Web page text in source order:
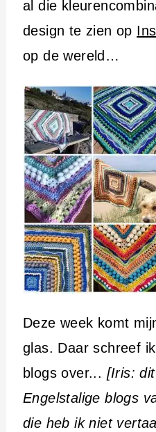
al die
design te zien op
op de wereld…
Deze week komt
glas. Daar schreef
blogs over... [Iris:
Engelstalige blogs
die heb ik niet